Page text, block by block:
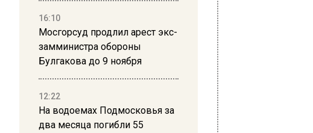
16:10
Мосгорсуд продлил арест экс-
замминистра обороны
Булгакова до 9 ноября
12:22
На водоемах Подмосковья за
два месяца погибли 55